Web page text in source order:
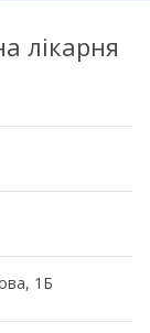
лікарня
1Б